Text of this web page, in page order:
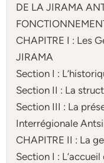
DE LA JIRAMA
CHAPITRE I : Les
JIRAMA
Section I :
Section II : La
Section III : La
Interrégionale
CHAPITRE II : La
Section I :